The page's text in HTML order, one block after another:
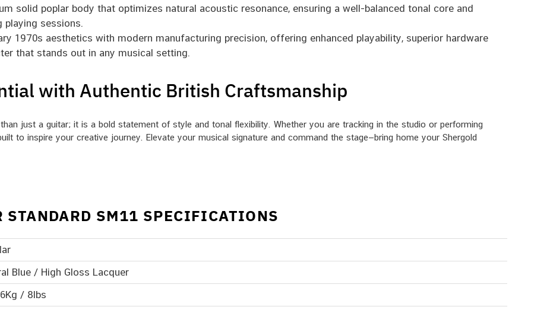
solid poplar body that optimizes natural acoustic resonance, ensuring a well-balanced tonal core and
sessions.
1970s aesthetics with modern manufacturing precision, offering enhanced playability, superior hardware
that stands out in any musical setting.
with Authentic British Craftsmanship
just a guitar; it is a bold statement of style and tonal flexibility. Whether you are tracking in the studio or performing
to inspire your creative journey. Elevate your musical signature and command the stage—bring home your Shergold
STANDARD SM11 SPECIFICATIONS
Blue / High Gloss Lacquer
/ 8lbs